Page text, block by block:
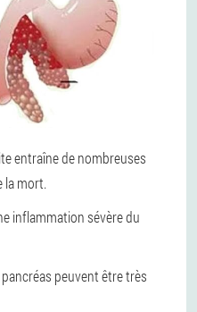
entraîne de nombreuses
la mort.
inflammation sévère du
peuvent être très